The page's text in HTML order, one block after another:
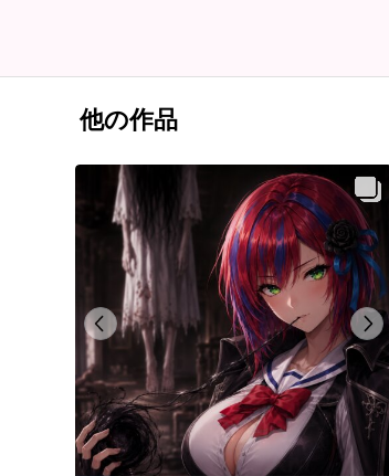
他の作品